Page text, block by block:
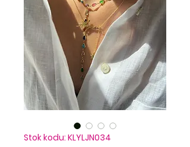
Stok kodu: KLYLJN034